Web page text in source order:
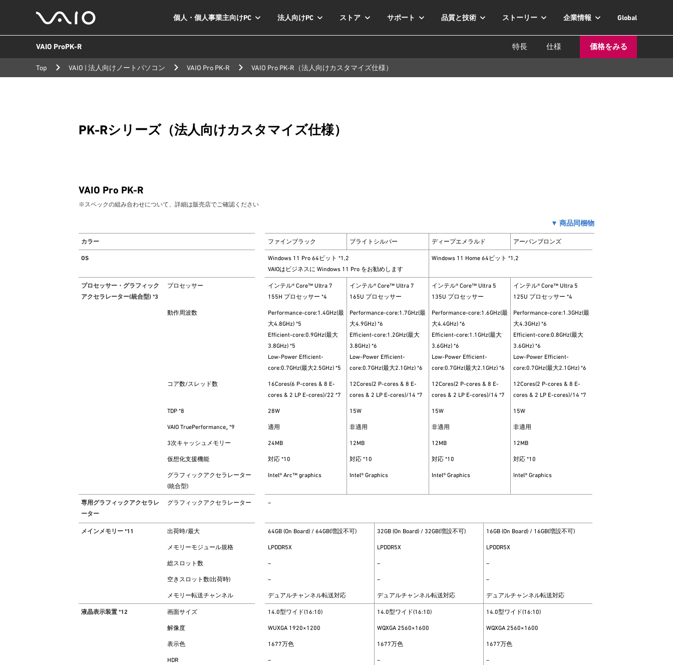
公
式
サ
イ
ト
個人・個人事業主向けPC 法人向けPC ストア サポート 品質と技術 ストーリー 企業情報 Global
VAIO ProPK-R 特長 仕様 価格をみる
Top VAIO | 法人向けノートパソコン VAIO Pro PK-R VAIO Pro PK-R（法人向けカスタマイズ仕様）
PK-Rシリーズ（法人向けカスタマイズ仕様）
VAIO Pro PK-R
※スペックの組み合わせについて、詳細は販売店でご確認ください
▼ 商品同梱物
カラー ファインブラック ブライトシルバー ディープエメラルド アーバンブロンズ
OS
Windows 11 Pro 64ビット *1,2
VAIOはビジネスに Windows 11 Pro をお勧めします
Windows 11 Home 64ビット *1,2
プロセッサー・グラフィック
アクセラレーター(統合型) *3
プロセッサー
インテル® Core™ Ultra 7
155H プロセッサー *4
インテル® Core™ Ultra 7
165U プロセッサー
インテル® Core™ Ultra 5
135U プロセッサー
インテル® Core™ Ultra 5
125U プロセッサー *4
動作周波数
Performance-core:1.4GHz(最
大4.8GHz) *5
Efficient-core:0.9GHz(最大
3.8GHz) *5
Low-Power Efficient-
core:0.7GHz(最大2.5GHz) *5
Performance-core:1.7GHz(最
大4.9GHz) *6
Efficient-core:1.2GHz(最大
3.8GHz) *6
Low-Power Efficient-
core:0.7GHz(最大2.1GHz) *6
Performance-core:1.6GHz(最
大4.4GHz) *6
Efficient-core:1.1GHz(最大
3.6GHz) *6
Low-Power Efficient-
core:0.7GHz(最大2.1GHz) *6
Performance-core:1.3GHz(最
大4.3GHz) *6
Efficient-core:0.8GHz(最大
3.6GHz) *6
Low-Power Efficient-
core:0.7GHz(最大2.1GHz) *6
コア数/スレッド数
16Cores(6 P-cores & 8 E-
cores & 2 LP E-cores)/22 *7
12Cores(2 P-cores & 8 E-
cores & 2 LP E-cores)/14 *7
12Cores(2 P-cores & 8 E-
cores & 2 LP E-cores)/14 *7
12Cores(2 P-cores & 8 E-
cores & 2 LP E-cores)/14 *7
TDP *8 28W 15W 15W 15W
VAIO TruePerformance® *9 適用 非適用 非適用 非適用
3次キャッシュメモリー 24MB 12MB 12MB 12MB
仮想化支援機能 対応 *10 対応 *10 対応 *10 対応 *10
グラフィックアクセラレーター
(統合型)
Intel® Arc™ graphics Intel® Graphics Intel® Graphics Intel® Graphics
専用グラフィックアクセラレ
ーター
グラフィックアクセラレーター –
メインメモリー *11 出荷時/最大 64GB (On Board) / 64GB(増設不可) 32GB (On Board) / 32GB(増設不可) 16GB (On Board) / 16GB(増設不可)
メモリーモジュール規格 LPDDR5X LPDDR5X LPDDR5X
総スロット数 – – –
空きスロット数(出荷時) – – –
メモリー転送チャンネル デュアルチャンネル転送対応 デュアルチャンネル転送対応 デュアルチャンネル転送対応
液晶表示装置 *12 画面サイズ 14.0型ワイド(16:10) 14.0型ワイド(16:10) 14.0型ワイド(16:10)
解像度 WUXGA 1920×1200 WQXGA 2560×1600 WQXGA 2560×1600
表示色 1677万色 1677万色 1677万色
HDR – – –